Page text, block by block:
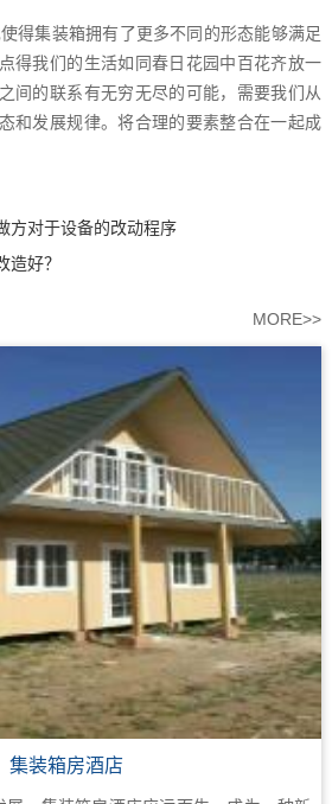
得集装箱拥有了更多不同的形态能够满足
得我们的生活如同春日花园中百花齐放一
间的联系有无穷无尽的可能，需要我们从
和发展规律。将合理的要素整合在一起成
方对于设备的改动程序
造好？
MORE>>
集装箱房酒店